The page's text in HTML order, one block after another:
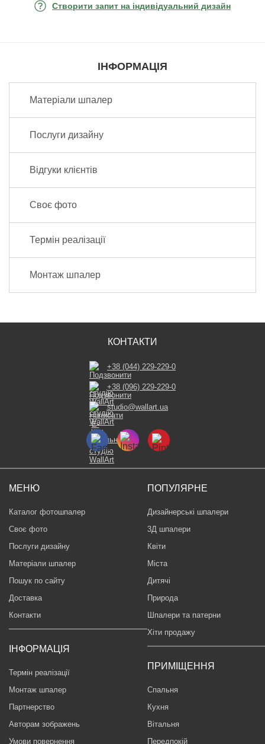
Створити запит на індивідуальний дизайн
ІНФОРМАЦІЯ
Матеріали шпалер
Послуги дизайну
Відгуки клієнтів
Своє фото
Термін реалізації
Монтаж шпалер
МЕНЮ
Каталог фотошпалер
Своє фото
Послуги дизайну
Матеріали шпалер
Пошук по сайту
Доставка
Контакти
ІНФОРМАЦІЯ
Термін реалізації
Монтаж шпалер
Партнерство
Авторам зображень
Умови повернення
ПОПУЛЯРНЕ
Дизайнерські шпалери
3Д шпалери
Квіти
Міста
Дитячі
Природа
Шпалери та патерни
Хіти продажу
ПРИМІЩЕННЯ
Спальня
Кухня
Вітальня
Передпокій
КОНТАКТИ
+38 (044) 229-229-0
+38 (096) 229-229-0
studio@wallart.ua